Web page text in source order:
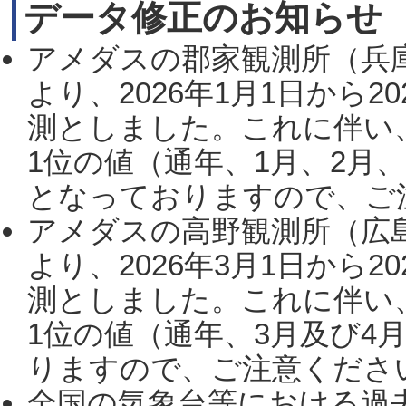
データ修正のお知らせ
アメダスの郡家観測所（
より、2026年1月1日から
測としました。これに伴い
1位の値（通年、1月、2月
となっておりますので、
アメダスの高野観測所（
より、2026年3月1日から
測としました。これに伴い
1位の値（通年、3月及び4
りますので、ご注意くだ